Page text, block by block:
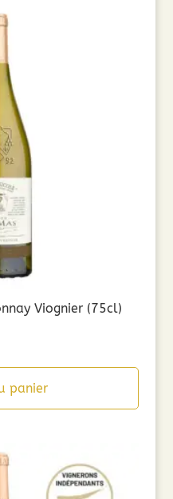
Viognier (75cl)
panier